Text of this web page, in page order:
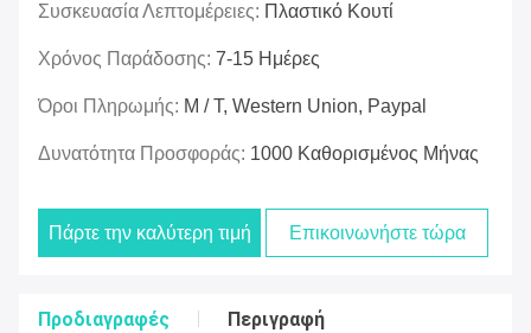
Συσκευασία Λεπτομέρειες: Πλαστικό Κουτί
Χρόνος Παράδοσης: 7-15 Ημέρες
Όροι Πληρωμής: Μ / Τ, Western Union, Paypal
Δυνατότητα Προσφοράς: 1000 Καθορισμένος Μήνας
Πάρτε την καλύτερη τιμή Επικοινωνήστε τώρα
Προδιαγραφές Περιγραφή